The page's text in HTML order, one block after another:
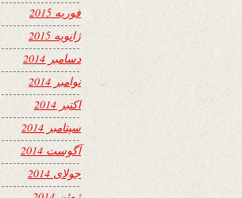
فوریه 2015
ژانویه 2015
دسامبر 2014
نوامبر 2014
اکتبر 2014
سپتامبر 2014
آگوست 2014
جولای 2014